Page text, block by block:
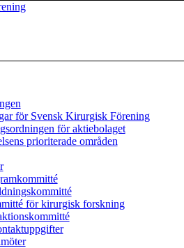
för Svensk Kirurgisk Förening
för aktiebolaget
prioriterade områden
för kirurgisk forskning